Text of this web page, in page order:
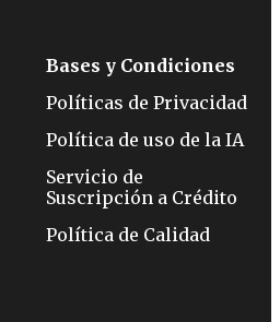
Bases y Condiciones
Políticas de Privacidad
Política de uso de la IA
Servicio de
Suscripción a Crédito
Política de Calidad